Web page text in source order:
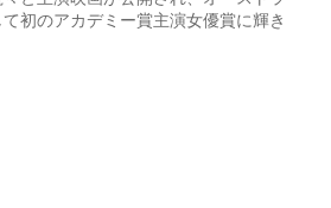
初のアカデミー賞主演女優賞に輝き